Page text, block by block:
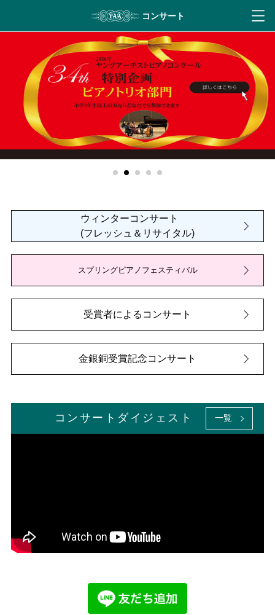
ウィンターコンサート
(フレッシュ＆リサイタル)
スプリングピアノフェスティバル
受賞者によるコンサート
金銀銅受賞記念コンサート
コンサートダイジェスト 一覧